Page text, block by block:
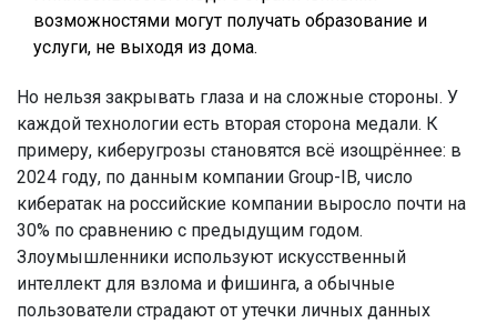
возможностями могут получать образование и
услуги, не выходя из дома.
Но нельзя закрывать глаза и на сложные стороны. У
каждой технологии есть вторая сторона медали. К
примеру, киберугрозы становятся всё изощрённее: в
2024 году, по данным компании Group-IB, число
кибератак на российские компании выросло почти на
30% по сравнению с предыдущим годом.
Злоумышленники используют искусственный
интеллект для взлома и фишинга, а обычные
пользователи страдают от утечки личных данных